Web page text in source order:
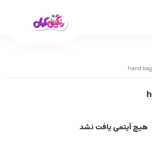
hand bag
هیچ آیتمی یافت نشد